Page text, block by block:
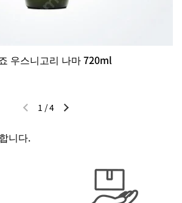
우스니고리 나마 720ml
이전 슬라이드다음 슬라이드
1 /4
니다.